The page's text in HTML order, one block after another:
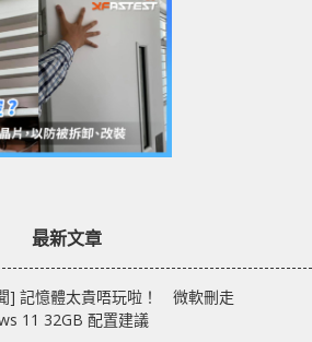
最新文章
] 記憶體太貴唔玩啦！ 微軟刪走
11 32GB 配置建議